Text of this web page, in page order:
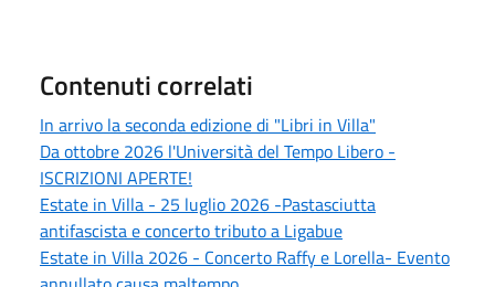
Contenuti correlati
In arrivo la seconda edizione di "Libri in Villa"
Da ottobre 2026 l'Università del Tempo Libero -
ISCRIZIONI APERTE!
Estate in Villa - 25 luglio 2026 -Pastasciutta
antifascista e concerto tributo a Ligabue
Estate in Villa 2026 - Concerto Raffy e Lorella- Evento